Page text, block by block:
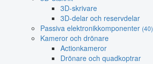
3D-skrivare
3D-delar och reservdelar
Passiva elektronikkomponenter (40)
Kameror och drönare
Actionkameror
Drönare och quadkoptrar